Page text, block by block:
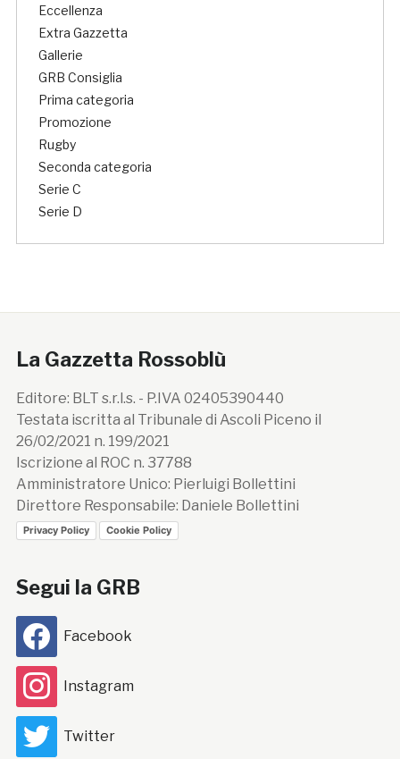
Eccellenza
Extra Gazzetta
Gallerie
GRB Consiglia
Prima categoria
Promozione
Rugby
Seconda categoria
Serie C
Serie D
La Gazzetta Rossoblù
Editore: BLT s.r.l.s. - P.IVA 02405390440
Testata iscritta al Tribunale di Ascoli Piceno il
26/02/2021 n. 199/2021
Iscrizione al ROC n. 37788
Amministratore Unico: Pierluigi Bollettini
Direttore Responsabile: Daniele Bollettini
Privacy Policy Cookie Policy
Segui la GRB
Facebook
Instagram
Twitter